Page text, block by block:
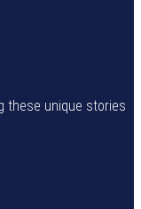
these unique stories